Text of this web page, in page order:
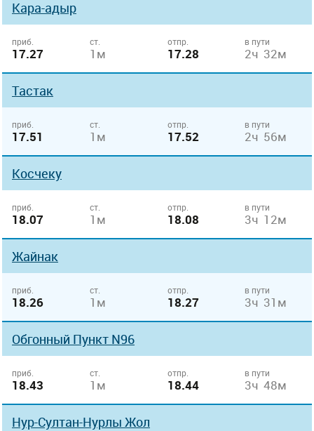
Кара-адыр
приб.
17.27
ст.
1м
отпр.
17.28
в пути
2ч 32м
Тастак
приб.
17.51
ст.
1м
отпр.
17.52
в пути
2ч 56м
Косчеку
приб.
18.07
ст.
1м
отпр.
18.08
в пути
3ч 12м
Жайнак
приб.
18.26
ст.
1м
отпр.
18.27
в пути
3ч 31м
Обгонный Пункт N96
приб.
18.43
ст.
1м
отпр.
18.44
в пути
3ч 48м
Нур-Султан-Нурлы Жол